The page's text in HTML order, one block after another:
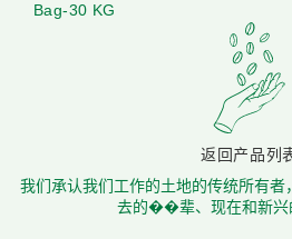
Bag-30 KG
返回产品列
我们承认我们工作的土地的传统所有
去的��辈、现在和新兴